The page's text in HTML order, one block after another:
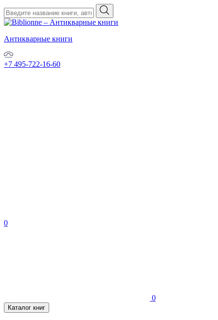
Антикварные книги
+7 495-722-16-60
0
0
Каталог книг